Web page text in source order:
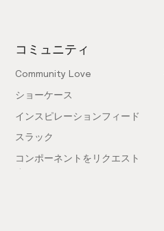
コミュニティ
Community Love
ショーケース
インスピレーションフィード
スラック
コンポーネントをリクエスト
する